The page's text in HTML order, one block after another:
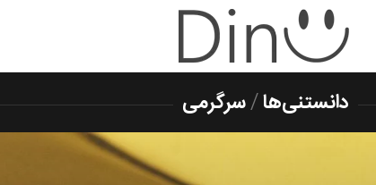
دانستنی‌ها/سرگرمی